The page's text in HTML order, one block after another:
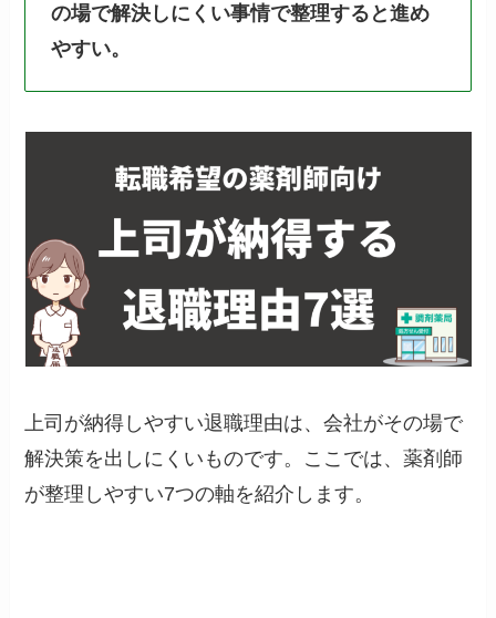
の場で解決しにくい事情で整理すると進め
やすい。
上司が納得しやすい退職理由は、会社がその場で
解決策を出しにくいものです。ここでは、薬剤師
が整理しやすい7つの軸を紹介します。